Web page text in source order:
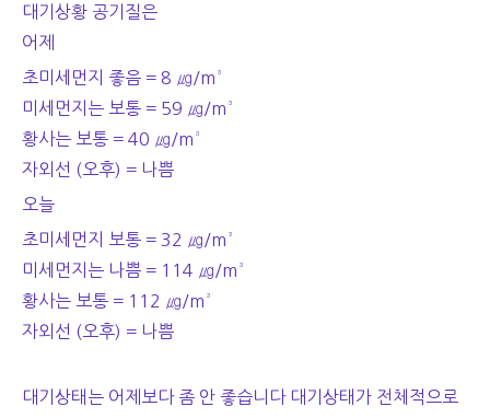
대기상황 공기질은
어제
초미세먼지 좋음 = 8 ㎍/m³
미세먼지는 보통 = 59 ㎍/m³
황사는 보통 = 40 ㎍/m³
자외선 (오후) = 나쁨
오늘
초미세먼지 보통 = 32 ㎍/m³
미세먼지는 나쁨 = 114 ㎍/m³
황사는 보통 = 112 ㎍/m³
자외선 (오후) = 나쁨
대기상태는 어제보다 좀 안 좋습니다 대기상태가 전체적으로